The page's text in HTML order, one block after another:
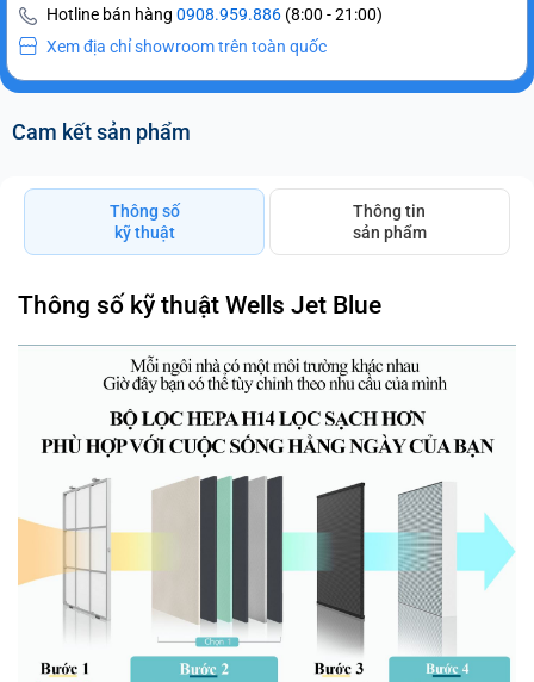
Hotline bán hàng 0908.959.886 (8:00 - 21:00)
Xem địa chỉ showroom trên toàn quốc
Cam kết sản phẩm
Thông số
kỹ thuật
Thông tin
sản phẩm
Thông số kỹ thuật Wells Jet Blue